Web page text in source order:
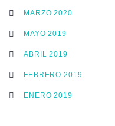
MARZO 2020
MAYO 2019
ABRIL 2019
FEBRERO 2019
ENERO 2019